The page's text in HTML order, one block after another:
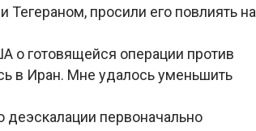
просили его повлиять на
о готовящейся операции против
в Иран. Мне удалось уменьшить
первоначально